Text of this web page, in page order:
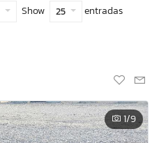
Show 25 entradas
1/9